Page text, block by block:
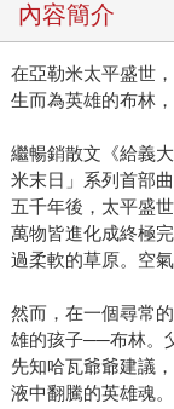
很想當個拯救世
了。她說在他們這
不再會被敵人打斷
說雖然他們沒有經
可撼動的時代，
大報當副刊編輯的
的專題，寫下了
義要起……不吶喊
散……沒有火花，
操。」因為要自愛
地》，希望能證明
台灣後，李亞已經
內容簡介
在亞勒米太平盛世
生而為英雄的布林
繼暢銷散文《給義
米末日」系列首部曲
五千年後，太平盛
萬物皆進化成終極
過柔軟的草原。空
然而，在一個尋常
雄的孩子──布林。
先知哈瓦爺爺建議
液中翻騰的英雄魂。